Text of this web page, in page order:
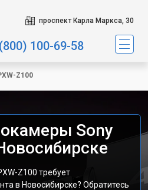
проспект Карла Маркса, 30
100-69-58
Z100
Sony
Z100 требует
в Новосибирске? Обратитесь